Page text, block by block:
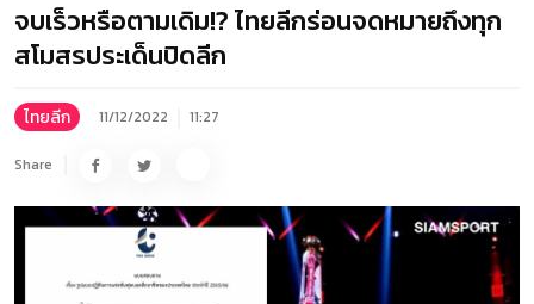
จบเร็วหรือตามเดิม!? ไทยลีกร่อนจดหมายถึงทุก
สโมสรประเด็นปิดลีก
ไทยลีก 11/12/2022 11:27
Share